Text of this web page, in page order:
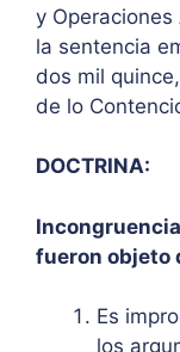
y
la sentencia
dos mil
de lo
DOCTRINA:
fueron objeto
Es
los